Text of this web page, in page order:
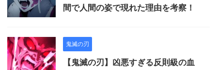
間で人間の姿で現れた理由を考察！
鬼滅の刃
【鬼滅の刃】凶悪すぎる反則級の血